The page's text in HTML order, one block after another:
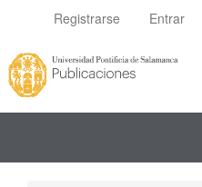
principal
principal
Barra
lateral
Registrarse Entrar